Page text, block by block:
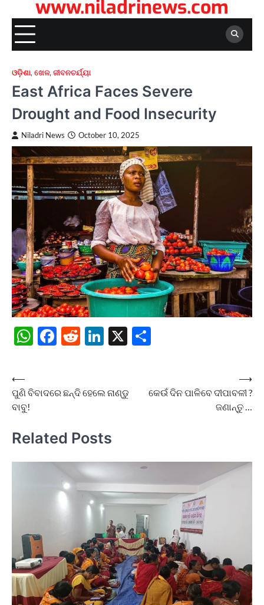
www.niladrinews.com
ଓଡ଼ିଶା, ଖେଳ, ଜୀବନଚର୍ଯ୍ୟା
East Africa Faces Severe
Drought and Food Insecurity
Niladri News October 10, 2025
WhatsApp
Facebook
RedditLinkedIn
X
Post
navigation
⟵
ପୁଣି ବିବାଦରେ ଛନ୍ଦି ହେଲେ ନାଣ୍ଡୁ
ବାବୁ!
କେଉଁ ଦିନ ପାଳିବେ ଦୀପାବଳୀ ?
ଜଣାନ୍ତୁ …
⟶
Related Posts